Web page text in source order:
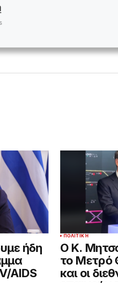
ήδη
AIDS
ΠΟΛΙΤΙΚΉ
Ο Κ.
το Μετρό
και οι